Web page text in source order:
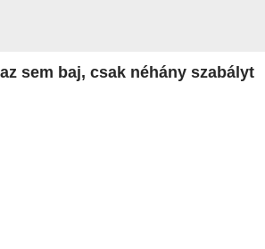
sem baj, csak néhány szabályt